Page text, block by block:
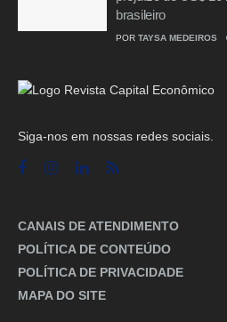
brasileiro
POR TAYSA MEDEIROS
Siga-nos em nossas redes sociais.
CANAIS DE ATENDIMENTO
POLÍTICA DE CONTEÚDO
POLÍTICA DE PRIVACIDADE
MAPA DO SITE